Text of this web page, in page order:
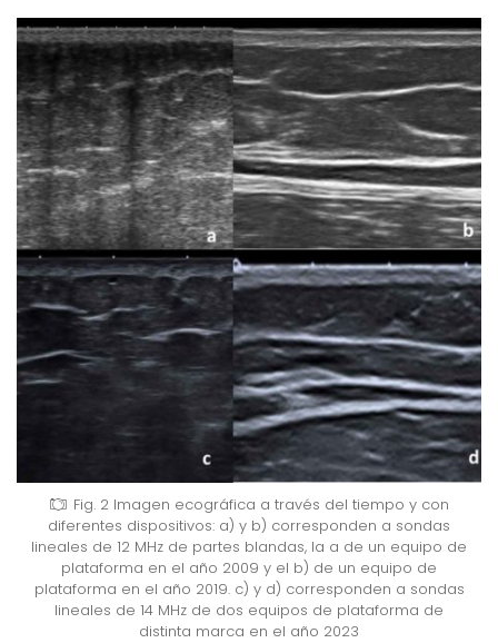
Fig. 2 Imagen ecográfica a través del tiempo y con
diferentes dispositivos: a) y b) corresponden a sondas
lineales de 12 MHz de partes blandas, la a de un equipo de
plataforma en el año 2009 y el b) de un equipo de
plataforma en el año 2019. c) y d) corresponden a sondas
lineales de 14 MHz de dos equipos de plataforma de
distinta marca en el año 2023